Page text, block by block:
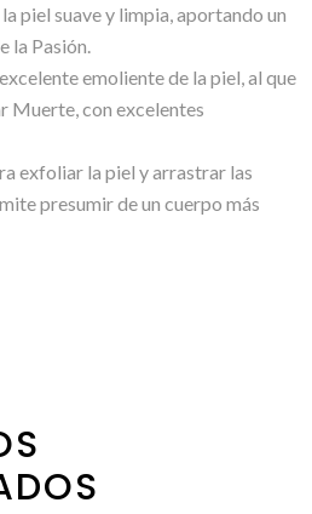
piel suave y limpia, aportando un
la Pasión.
emoliente de la piel, al que
Muerte, con excelentes
exfoliar la piel y arrastrar las
presumir de un cuerpo más